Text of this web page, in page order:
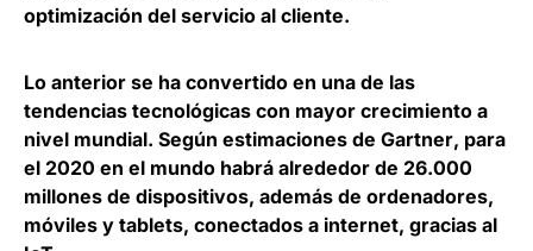
optimización del servicio al cliente.
Lo anterior se ha convertido en una de las
tendencias tecnológicas con mayor crecimiento a
nivel mundial. Según estimaciones de Gartner, para
el 2020 en el mundo habrá alrededor de 26.000
millones de dispositivos, además de ordenadores,
móviles y tablets, conectados a internet, gracias al